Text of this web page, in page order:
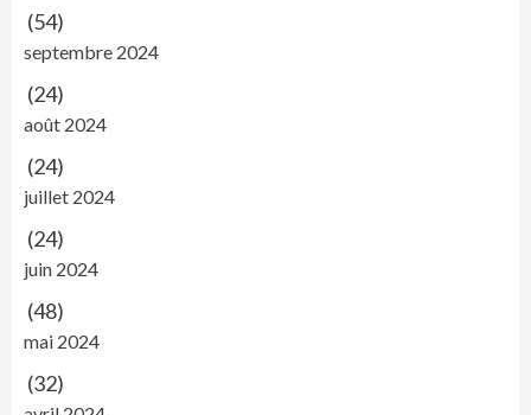
(54)
septembre 2024
(24)
août 2024
(24)
juillet 2024
(24)
juin 2024
(48)
mai 2024
(32)